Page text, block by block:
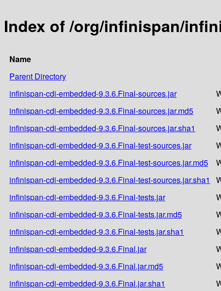
Index of /org/infinispan/
Name
Parent Directory
infinispan-cdi-embedded-9.3.6.Final-sources.jar
infinispan-cdi-embedded-9.3.6.Final-sources.jar.md5
infinispan-cdi-embedded-9.3.6.Final-sources.jar.sha1
infinispan-cdi-embedded-9.3.6.Final-test-sources.jar
infinispan-cdi-embedded-9.3.6.Final-test-sources.jar.md5
infinispan-cdi-embedded-9.3.6.Final-test-sources.jar.sha1
infinispan-cdi-embedded-9.3.6.Final-tests.jar
infinispan-cdi-embedded-9.3.6.Final-tests.jar.md5
infinispan-cdi-embedded-9.3.6.Final-tests.jar.sha1
infinispan-cdi-embedded-9.3.6.Final.jar
infinispan-cdi-embedded-9.3.6.Final.jar.md5
infinispan-cdi-embedded-9.3.6.Final.jar.sha1